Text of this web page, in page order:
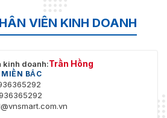
VIÊN KINH DOANH
kinh doanh:Trần Hồng
MIỀN BẮC